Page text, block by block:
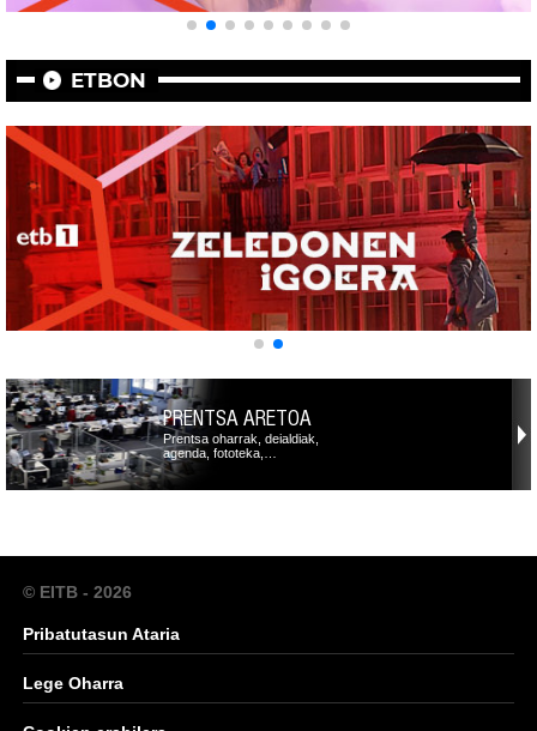
ETBON
PRENTSA ARETOA
Prentsa oharrak, deialdiak,
agenda, fototeka,…
© EITB - 2026
Pribatutasun Ataria
Lege Oharra